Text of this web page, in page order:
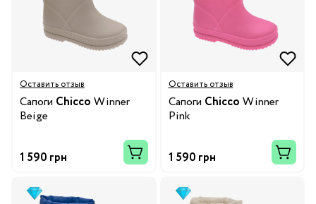
Оставить отзыв
Сапоги Chicco Winner
Beige
1 590 грн
Оставить отзыв
Сапоги Chicco Winner
Pink
1 590 грн